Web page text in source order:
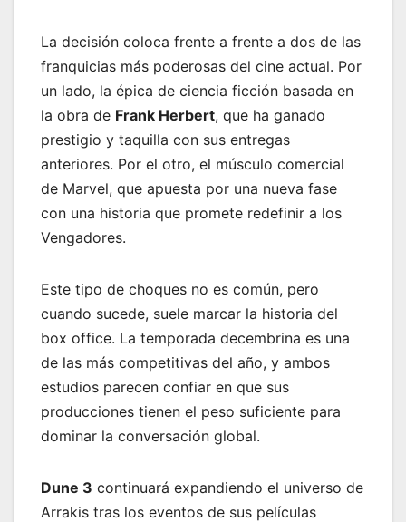
La decisión coloca frente a frente a dos de las
franquicias más poderosas del cine actual. Por
un lado, la épica de ciencia ficción basada en
la obra de Frank Herbert, que ha ganado
prestigio y taquilla con sus entregas
anteriores. Por el otro, el músculo comercial
de Marvel, que apuesta por una nueva fase
con una historia que promete redefinir a los
Vengadores.
Este tipo de choques no es común, pero
cuando sucede, suele marcar la historia del
box office. La temporada decembrina es una
de las más competitivas del año, y ambos
estudios parecen confiar en que sus
producciones tienen el peso suficiente para
dominar la conversación global.
Dune 3 continuará expandiendo el universo de
Arrakis tras los eventos de sus películas